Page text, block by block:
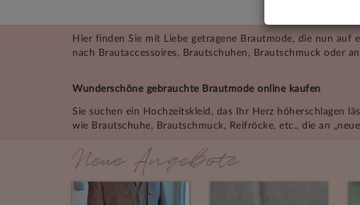
Hier finden Sie mit Liebe getragene Brautmode, die nun
nach Brautaccessoires, Brautschuhen, Brautschmuck oder
Wunderschöne gebrauchte Brautmode online kaufen
Sie suchen ein Hochzeitskleid, das Ihr Herz höherschlagen
wie Brautschuhe, Brautschmuck, Reifröcke, etc., die an
Neue Angebote